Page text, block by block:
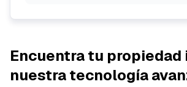
Encuentra tu propiedad
nuestra tecnología